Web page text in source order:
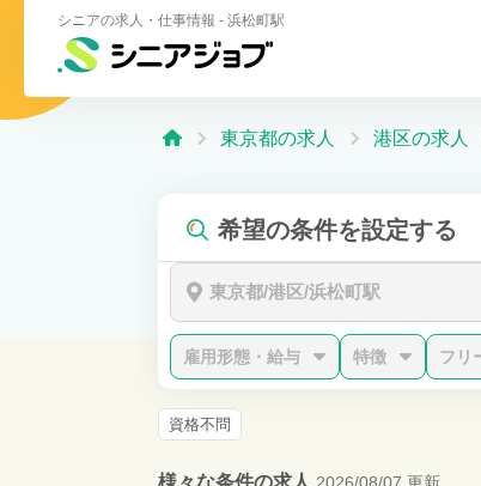
シニアの求人・仕事情報 - 浜松町駅
東京都の求人 港区の求人
希望の条件を設定する
東京都/港区/浜松町駅
雇用形態・給与 特徴 フリ
資格不問
様々な条件の求人